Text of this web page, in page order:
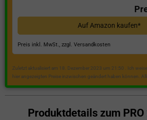
Auf Amazon kaufen*
Preis inkl. MwSt., zzgl. Versandkosten
Zuletzt aktualisiert am 18. Dezember 2023 um 21:50 . Ich
hier angezeigten Preise inzwischen geändert haben können.
Produktdetails zum